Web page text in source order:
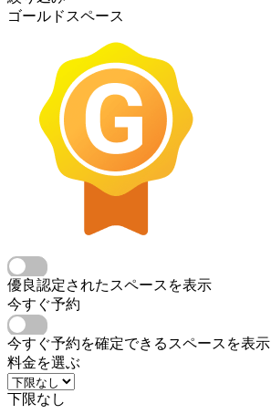
ゴールドスペース
優良認定されたスペースを表示
今すぐ予約
今すぐ予約を確定できるスペースを表示
料金を選ぶ
下限なし